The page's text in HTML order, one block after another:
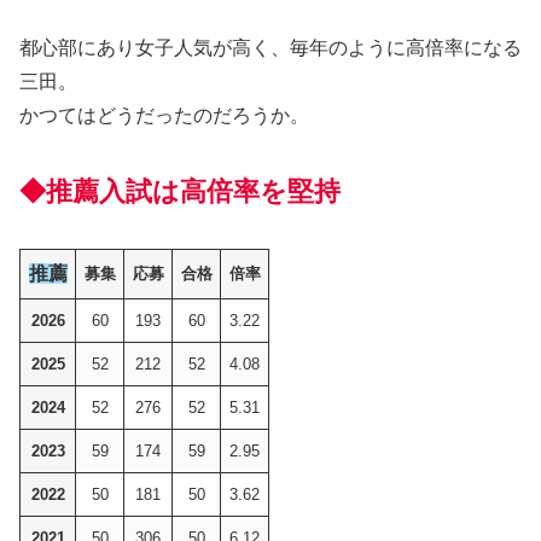
都心部にあり女子人気が高く、毎年のように高倍率になる
三田。
かつてはどうだったのだろうか。
◆推薦入試は高倍率を堅持
推薦 募集 応募 合格 倍率
2026 60 193 60 3.22
2025 52 212 52 4.08
2024 52 276 52 5.31
2023 59 174 59 2.95
2022 50 181 50 3.62